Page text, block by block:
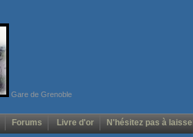
Gare de Grenoble
Forums Livre d'or N'hésitez pas à